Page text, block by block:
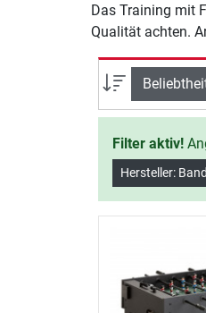
Das Training mit
Qualität achten.
Sortierung
Filter aktiv!
Hersteller: